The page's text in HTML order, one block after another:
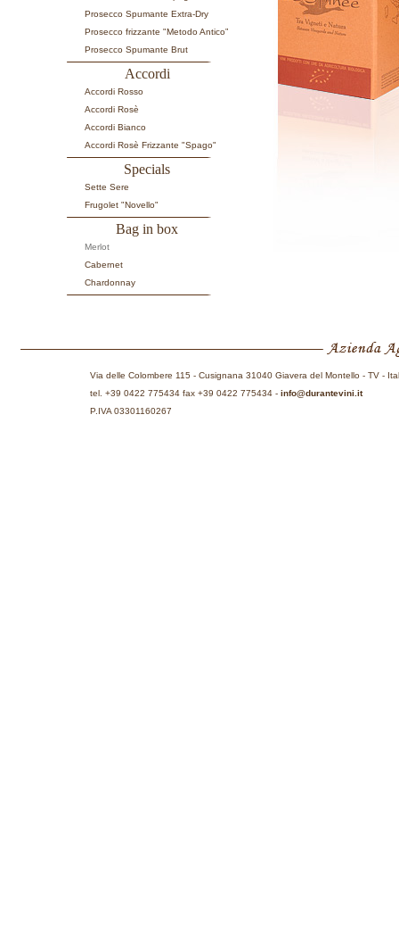
Prosecco Spumante Extra-Dry
Prosecco frizzante "Metodo Antico”
Prosecco Spumante Brut
Accordi
Accordi Rosso
Accordi Rosè
Accordi Bianco
Accordi Rosè Frizzante "Spago"
Specials
Sette Sere
Frugolet "Novello"
Bag in box
Merlot
Cabernet
Chardonnay
Via delle Colombere 115 - Cusignana 31040 Giavera del Montello - TV -
tel. +39 0422 775434 fax +39 0422 775434 - info@durantevini.it
P.IVA 03301160267